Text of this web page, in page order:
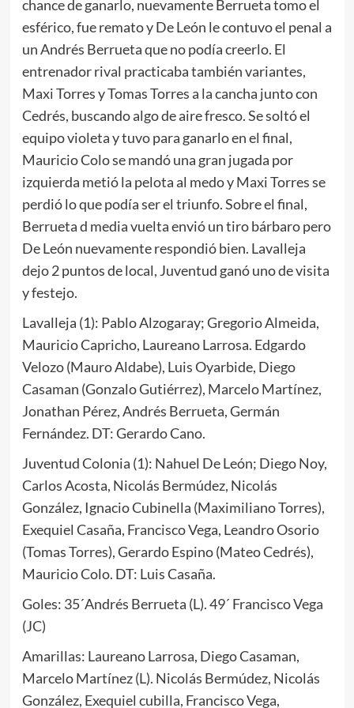
chance de ganarlo, nuevamente Berrueta tomo el
esférico, fue remato y De León le contuvo el penal a
un Andrés Berrueta que no podía creerlo. El
entrenador rival practicaba también variantes,
Maxi Torres y Tomas Torres a la cancha junto con
Cedrés, buscando algo de aire fresco. Se soltó el
equipo violeta y tuvo para ganarlo en el final,
Mauricio Colo se mandó una gran jugada por
izquierda metió la pelota al medo y Maxi Torres se
perdió lo que podía ser el triunfo. Sobre el final,
Berrueta d media vuelta envió un tiro bárbaro pero
De León nuevamente respondió bien. Lavalleja
dejo 2 puntos de local, Juventud ganó uno de visita
y festejo.
Lavalleja (1): Pablo Alzogaray; Gregorio Almeida,
Mauricio Capricho, Laureano Larrosa. Edgardo
Velozo (Mauro Aldabe), Luis Oyarbide, Diego
Casaman (Gonzalo Gutiérrez), Marcelo Martínez,
Jonathan Pérez, Andrés Berrueta, Germán
Fernández. DT: Gerardo Cano.
Juventud Colonia (1): Nahuel De León; Diego Noy,
Carlos Acosta, Nicolás Bermúdez, Nicolás
González, Ignacio Cubinella (Maximiliano Torres),
Exequiel Casaña, Francisco Vega, Leandro Osorio
(Tomas Torres), Gerardo Espino (Mateo Cedrés),
Mauricio Colo. DT: Luis Casaña.
Goles: 35´Andrés Berrueta (L). 49´ Francisco Vega
(JC)
Amarillas: Laureano Larrosa, Diego Casaman,
Marcelo Martínez (L). Nicolás Bermúdez, Nicolás
González, Exequiel cubilla, Francisco Vega,